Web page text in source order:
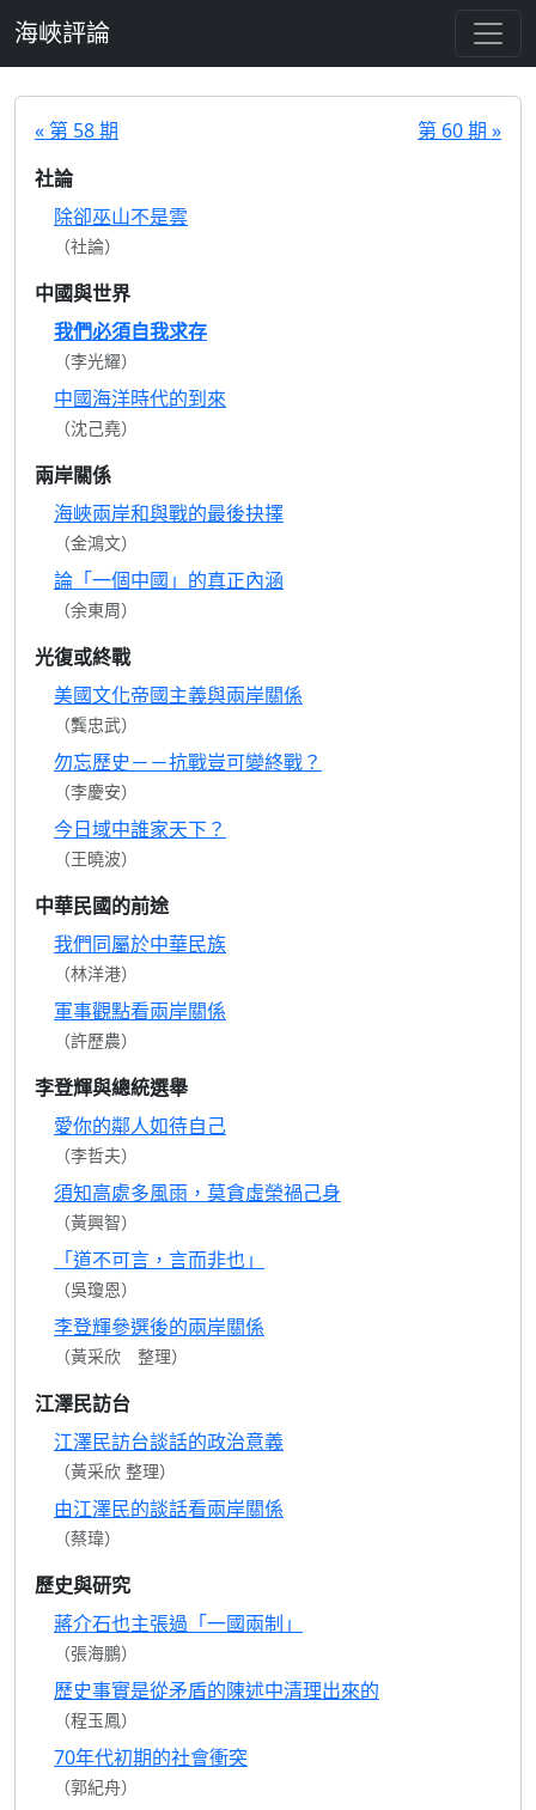
海峽評論
« 第 58 期
第 60 期 »
社論
除卻巫山不是雲
（社論）
中國與世界
我們必須自我求存
（李光耀）
中國海洋時代的到來
（沈己堯）
兩岸關係
海峽兩岸和與戰的最後抉擇
（金鴻文）
論「一個中國」的真正內涵
（余東周）
光復或終戰
美國文化帝國主義與兩岸關係
（龔忠武）
勿忘歷史－－抗戰豈可變終戰？
（李慶安）
今日域中誰家天下？
（王曉波）
中華民國的前途
我們同屬於中華民族
（林洋港）
軍事觀點看兩岸關係
（許歷農）
李登輝與總統選舉
愛你的鄰人如待自己
（李哲夫）
須知高處多風雨，莫貪虛榮禍己身
（黃興智）
「道不可言，言而非也」
（吳瓊恩）
李登輝參選後的兩岸關係
（黃采欣 整理）
江澤民訪台
江澤民訪台談話的政治意義
（黃采欣 整理）
由江澤民的談話看兩岸關係
（蔡瑋）
歷史與研究
蔣介石也主張過「一國兩制」
（張海鵬）
歷史事實是從矛盾的陳述中清理出來的
（程玉鳳）
70年代初期的社會衝突
（郭紀舟）